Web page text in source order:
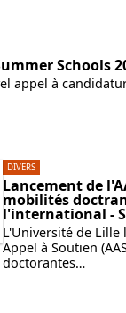
Schools
appel à
DIVERS
Lancement de
mobilités
l'international -
L'Université de Lille
Appel à Soutien
doctorantes…